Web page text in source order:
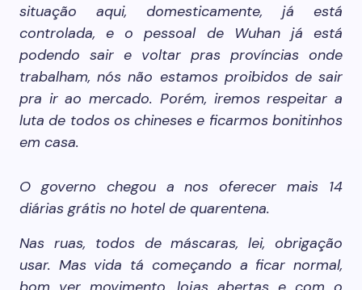
situação aqui, domesticamente, já está
controlada, e o pessoal de Wuhan já está
podendo sair e voltar pras províncias onde
trabalham, nós não estamos proibidos de sair
pra ir ao mercado. Porém, iremos respeitar a
luta de todos os chineses e ficarmos bonitinhos
em casa.
O governo chegou a nos oferecer mais 14
diárias grátis no hotel de quarentena.
Nas ruas, todos de máscaras, lei, obrigação
usar. Mas vida tá começando a ficar normal,